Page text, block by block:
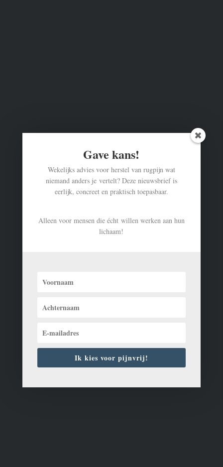
rugklachten.
AFSPRAAK MAKEN
Gave kans!
Wekelijks advies voor herstel van rugpijn wat
niemand anders je vertelt? Deze nieuwsbrief is
eerlijk, concreet en praktisch toepasbaar.
Alleen voor mensen die écht willen werken aan hun
lichaam!
Ik kies voor pijnvrij!